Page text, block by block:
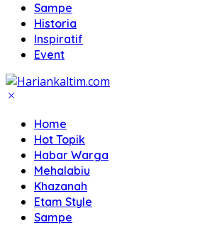
Sampe
Historia
Inspiratif
Event
Home
Hot Topik
Habar Warga
Mehalabiu
Khazanah
Etam Style
Sampe